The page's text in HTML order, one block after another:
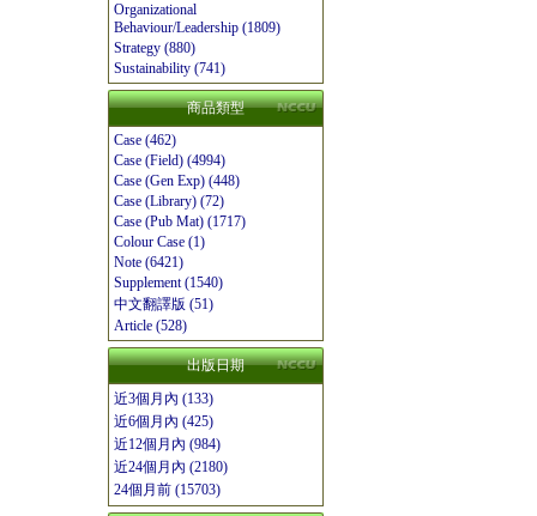
Organizational
Behaviour/Leadership (1809)
Strategy (880)
Sustainability (741)
商品類型
Case (462)
Case (Field) (4994)
Case (Gen Exp) (448)
Case (Library) (72)
Case (Pub Mat) (1717)
Colour Case (1)
Note (6421)
Supplement (1540)
中文翻譯版 (51)
Article (528)
出版日期
近3個月內 (133)
近6個月內 (425)
近12個月內 (984)
近24個月內 (2180)
24個月前 (15703)